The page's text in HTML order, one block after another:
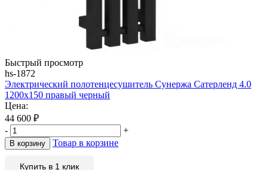
Быстрый просмотр
hs-1872
Электрический полотенцесушитель Сунержа Сатерленд 4.0
1200х150 правый черный
Цена:
44 600 ₽
-
+
В корзину Товар в корзине
Купить в 1 клик